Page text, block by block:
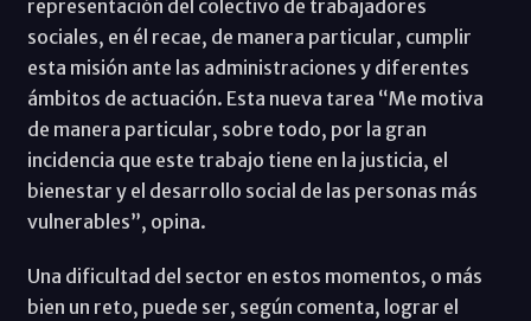
representación del colectivo de trabajadores
sociales, en él recae, de manera particular, cumplir
esta misión ante las administraciones y diferentes
ámbitos de actuación. Esta nueva tarea “Me motiva
de manera particular, sobre todo, por la gran
incidencia que este trabajo tiene en la justicia, el
bienestar y el desarrollo social de las personas más
vulnerables”, opina.
Una dificultad del sector en estos momentos, o más
bien un reto, puede ser, según comenta, lograr el